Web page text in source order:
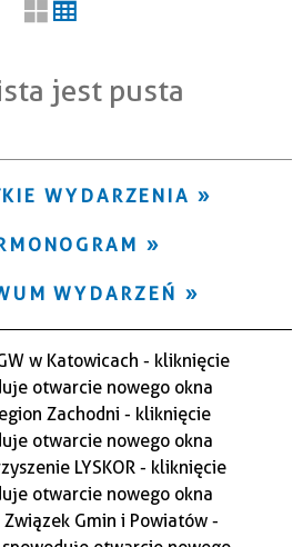
jest pusta
WYDARZENIA
WYDARZEŃ